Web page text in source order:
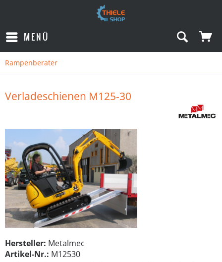
MENÜ
Rampenberater
Verladeschienen M125-30
Hersteller: Metalmec
Artikel-Nr.: M12530